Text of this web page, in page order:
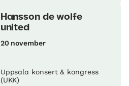
Hansson de wolfe
united
20 november
Uppsala konsert & kongress
(UKK)